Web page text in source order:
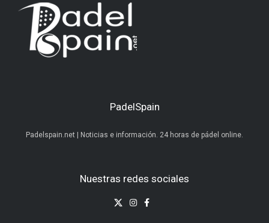
PadelSpain
Padelspain.net | Noticias e información. 24 horas de pádel online.
Nuestras redes sociales